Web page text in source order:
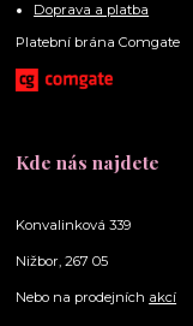
Doprava a platba
Platební brána Comgate
Kde nás najdete
Konvalinková 339
Nižbor, 267 05
Nebo na prodejních akcí